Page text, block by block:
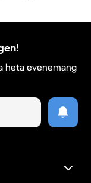
heta evenemang